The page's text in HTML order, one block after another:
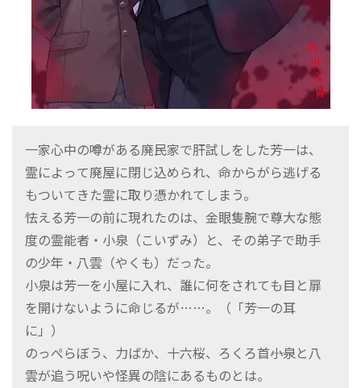
一家心中の噂がある廃民家で肝試しをした芳一は、
霊によって廃屋に閉じ込められ、命からがら逃げる
もついてきた霊に取り憑かれてしまう。
怯える芳一の前に現れたのは、金眼隻腕で尊大な態
度の霊能者・小泉（こいずみ）と、その弟子で助手
の少年・八雲（やくも）だった。
小泉は芳一を小屋に入れ、誰に何をされても目と扉
を開けないように命じるが……。（「芳一の耳
に」）
のっぺらぼう、力ばか、十六桜、ろくろ首――小泉と八
雲が追う呪いや怪異の陰にあるものとは。